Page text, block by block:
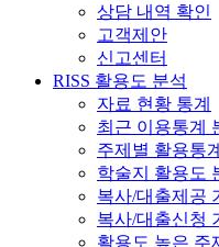
상담 내역 확인
고객제안
신고센터
RISS 활용도 분석
자료 현황 통계
최근 이용통계
주제별 활용통
학술지 활용도
복사/대출제공
복사/대출신청
활용도 높은 주